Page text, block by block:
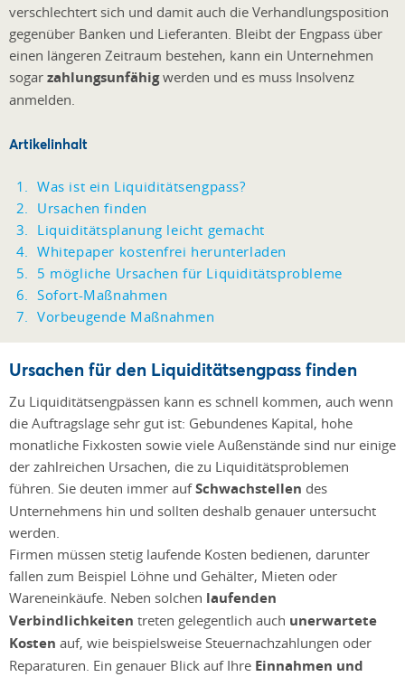
verschlechtert sich und damit auch die Verhandlungsposition
gegenüber Banken und Lieferanten. Bleibt der Engpass über
einen längeren Zeitraum bestehen, kann ein Unternehmen
sogar zahlungsunfähigwerden und es muss Insolvenz
anmelden.
Artikelinhalt
Was ist ein Liquiditätsengpass?
Ursachen finden
Liquiditätsplanung leicht gemacht
Whitepaper kostenfrei herunterladen
5 mögliche Ursachen für Liquiditätsprobleme
Sofort-Maßnahmen
Vorbeugende Maßnahmen
Ursachen für den Liquiditätsengpass finden
Zu Liquiditätsengpässen kann es schnell kommen, auch wenn
die Auftragslage sehr gut ist: Gebundenes Kapital, hohe
monatliche Fixkosten sowie viele Außenstände sind nur einige
der zahlreichen Ursachen, die zu Liquiditätsproblemen
führen. Sie deuten immer aufSchwachstellen des
Unternehmens hin und sollten deshalb genauer untersucht
werden.
Firmen müssen stetig laufende Kosten bedienen, darunter
fallen zum Beispiel Löhne und Gehälter, Mieten oder
Wareneinkäufe. Neben solchen laufenden
Verbindlichkeiten treten gelegentlich auch unerwartete
Kosten auf, wie beispielsweise Steuernachzahlungen oder
Reparaturen. Ein genauer Blick auf Ihre Einnahmen und